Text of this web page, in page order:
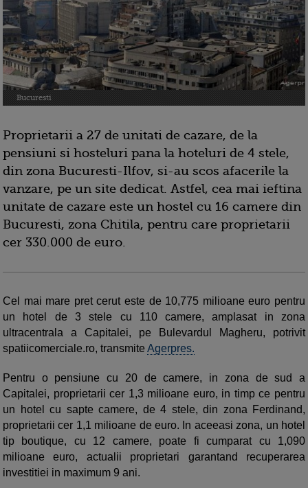
Bucuresti
Proprietarii a 27 de unitati de cazare, de la
pensiuni si hosteluri pana la hoteluri de 4 stele,
din zona Bucuresti-Ilfov, si-au scos afacerile la
vanzare, pe un site dedicat. Astfel, cea mai ieftina
unitate de cazare este un hostel cu 16 camere din
Bucuresti, zona Chitila, pentru care proprietarii
cer 330.000 de euro.
Cel mai mare pret cerut este de 10,775 milioane euro pentru
un hotel de 3 stele cu 110 camere, amplasat in zona
ultracentrala a Capitalei, pe Bulevardul Magheru, potrivit
spatiicomerciale.ro, transmite Agerpres.
Pentru o pensiune cu 20 de camere, in zona de sud a
Capitalei, proprietarii cer 1,3 milioane euro, in timp ce pentru
un hotel cu sapte camere, de 4 stele, din zona Ferdinand,
proprietarii cer 1,1 milioane de euro. In aceeasi zona, un hotel
tip boutique, cu 12 camere, poate fi cumparat cu 1,090
milioane euro, actualii proprietari garantand recuperarea
investitiei in maximum 9 ani.